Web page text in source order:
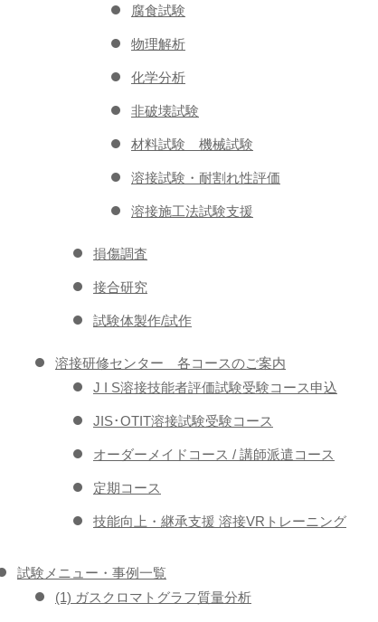
腐食試験
物理解析
化学分析
非破壊試験
材料試験 機械試験
溶接試験・耐割れ性評価
溶接施工法試験支援
損傷調査
接合研究
試験体製作/試作
溶接研修センター 各コースのご案内
J I S溶接技能者評価試験受験コース申込
JIS･OTIT溶接試験受験コース
オーダーメイドコース / 講師派遣コース
定期コース
技能向上・継承支援 溶接VRトレーニング
試験メニュー・事例一覧
(1) ガスクロマトグラフ質量分析